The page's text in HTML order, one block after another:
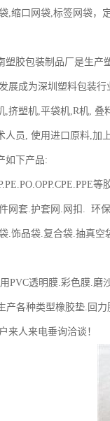
,缩口网袋,标签网袋，
塑胶包装制品厂是生产
展成为深圳塑料包装
,挤塑机,平袋机,R机,
人员, 使用进口原料,
如下产品:
网套.护套网.网扣. 环
.饰品袋.复合袋.抽真
PVC透明膜.彩色膜.磨
产各种类型橡胶垫.回
来人来电垂询洽谈！